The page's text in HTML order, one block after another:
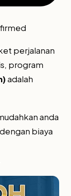
perjalanan
program
adalah
anda
biaya